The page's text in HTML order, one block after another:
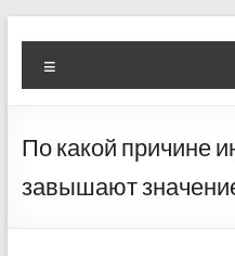
to
content
Diva
Aura
Pusat
Layanan
Buka
По какой причине
завышают